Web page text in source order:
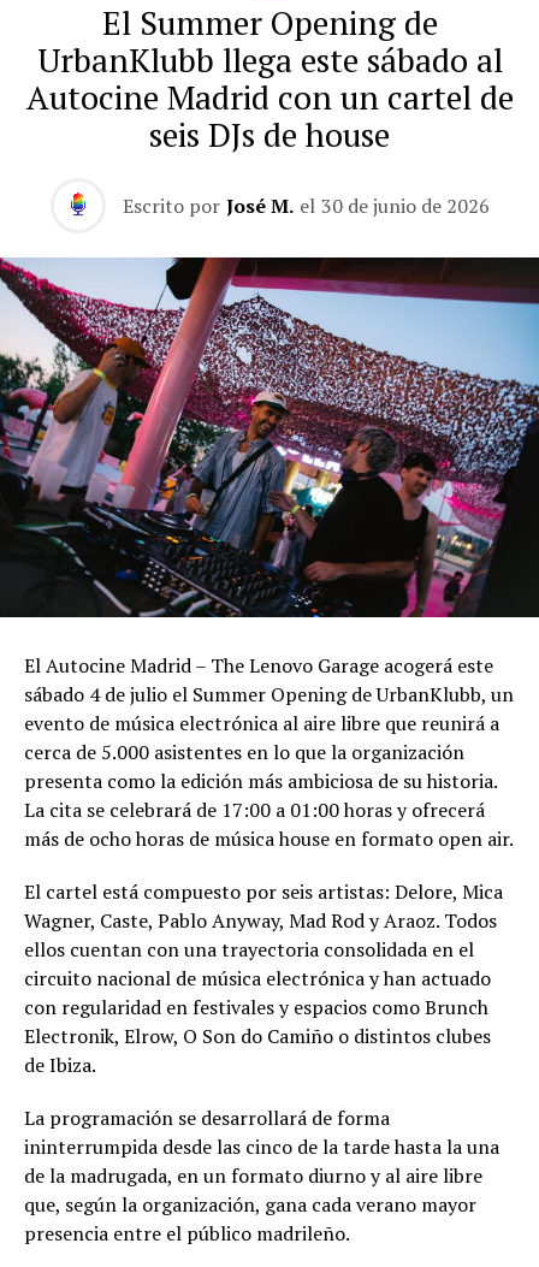
El Summer Opening de
UrbanKlubb llega este sábado al
Autocine Madrid con un cartel de
seis DJs de house
Escrito por José M. el 30 de junio de 2026
El Autocine Madrid – The Lenovo Garage acogerá este
sábado 4 de julio el Summer Opening de UrbanKlubb, un
evento de música electrónica al aire libre que reunirá a
cerca de 5.000 asistentes en lo que la organización
presenta como la edición más ambiciosa de su historia.
La cita se celebrará de 17:00 a 01:00 horas y ofrecerá
más de ocho horas de música house en formato open air.
El cartel está compuesto por seis artistas: Delore, Mica
Wagner, Caste, Pablo Anyway, Mad Rod y Araoz. Todos
ellos cuentan con una trayectoria consolidada en el
circuito nacional de música electrónica y han actuado
con regularidad en festivales y espacios como Brunch
Electronik, Elrow, O Son do Camiño o distintos clubes
de Ibiza.
La programación se desarrollará de forma
ininterrumpida desde las cinco de la tarde hasta la una
de la madrugada, en un formato diurno y al aire libre
que, según la organización, gana cada verano mayor
presencia entre el público madrileño.